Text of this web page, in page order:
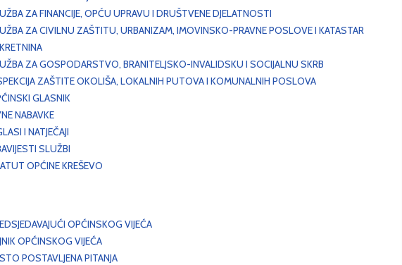
ZA FINANCIJE, OPĆU UPRAVU I DRUŠTVENE DJELATNOSTI
ZA CIVILNU ZAŠTITU, URBANIZAM, IMOVINSKO-PRAVNE POSLOVE I KATASTAR
ZA GOSPODARSTVO, BRANITELJSKO-INVALIDSKU I SOCIJALNU SKRB
ZAŠTITE OKOLIŠA, LOKALNIH PUTOVA I KOMUNALNIH POSLOVA
GLASNIK
NABAVKE
I NATJEČAJI
SLUŽBI
OPĆINE KREŠEVO
OPĆINSKOG VIJEĆA
OPĆINSKOG VIJEĆA
POSTAVLJENA PITANJA